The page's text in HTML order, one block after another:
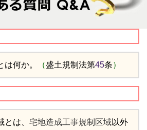
何か。 （盛土規制法第45条）
は、 宅地造成工事規制区域以外